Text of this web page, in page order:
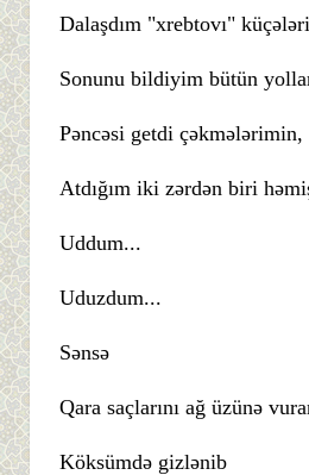
Dalaşdım "xrebtovı"
Sonunu bildiyim bütün
Pəncəsi getdi çəkmələrimin,
Atdığım iki zərdən biri
Uddum...
Uduzdum...
Sənsə
Qara saçlarını ağ üzünə
Köksümdə gizlənib